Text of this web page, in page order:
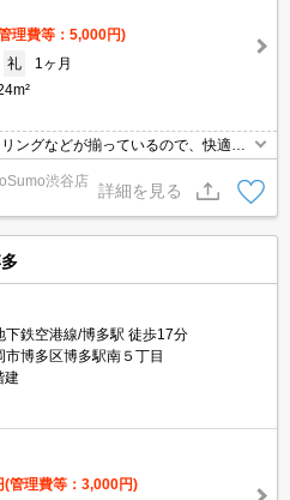
理費等：5,000円)
礼
1ヶ月
ングなどが揃っているので、快適に
き物の整理がしやすく便利です。セ
ン・オートロックなど充実している
。居住者用の駐輪場が付いている物
渋谷店
詳細を見る
下鉄空港線/博多駅 徒歩17分
市博多区博多駅南５丁目
建
(管理費等：3,000円)